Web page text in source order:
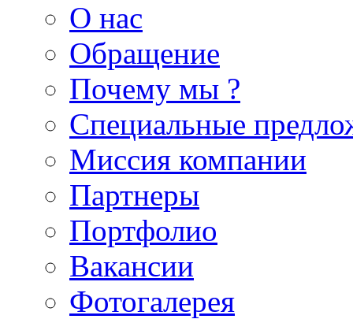
О нас
Обращение
Почему мы ?
Специальные
Миссия компании
Партнеры
Портфолио
Вакансии
Фотогалерея